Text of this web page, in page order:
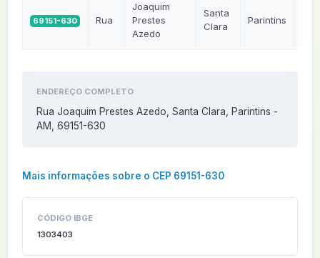
69151-630 Rua
Joaquim
Prestes
Azedo
Santa
Clara
Parintins
ENDEREÇO COMPLETO
Rua Joaquim Prestes Azedo, Santa Clara, Parintins -
AM, 69151-630
Mais informações sobre o CEP 69151-630
CÓDIGO IBGE
1303403